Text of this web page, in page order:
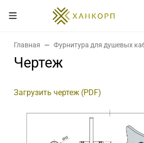
Главная Фурнитура для душевых
Чертеж
Загрузить чертеж (PDF)